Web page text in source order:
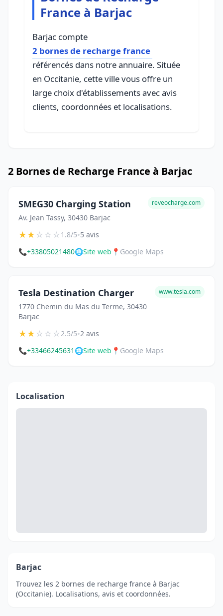
France à Barjac
Barjac compte
2 bornes de recharge france
référencés dans notre annuaire. Située
en Occitanie, cette ville vous offre un
large choix d'établissements avec avis
clients, coordonnées et localisations.
2 Bornes de Recharge France à Barjac
SMEG30 Charging Station
Av. Jean Tassy, 30430 Barjac
reveocharge.com
★★☆☆☆1.8/5•5 avis
📞+33805021480🌐Site web 📍 Google Maps
Tesla Destination Charger
1770 Chemin du Mas du Terme, 30430
Barjac
www.tesla.com
★★☆☆☆2.5/5•2 avis
📞+33466245631 🌐Site web 📍 Google Maps
Localisation
Barjac
Trouvez les 2 bornes de recharge france à Barjac
(Occitanie). Localisations, avis et coordonnées.